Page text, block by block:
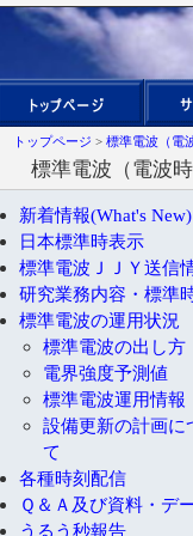
トップページ > 標準電波（電
標準電波（電波
新着情報(What's New)
日本標準時表示
標準電波ＪＪＹ送信
研究業務内容・標準
標準電波の運用状況
標準電波の出し方
電界強度予測値
標準電波運用情報
設備更新の計画に
て
各種時刻配信
Ｑ＆Ａ及び資料・デ
うるう秒報告